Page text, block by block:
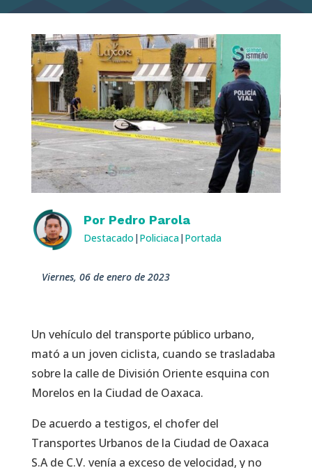
Por Pedro Parola
Destacado | Policiaca| Portada
viernes, 06 de enero de 2023
Un vehículo del transporte público urbano,
mató a un joven ciclista, cuando se trasladaba
sobre la calle de División Oriente esquina con
Morelos en la Ciudad de Oaxaca.
De acuerdo a testigos, el chofer del
Transportes Urbanos de la Ciudad de Oaxaca
S.A de C.V. venía a exceso de velocidad, y no